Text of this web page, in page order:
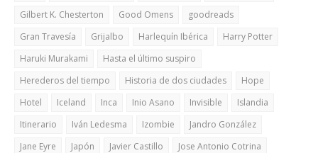
Gilbert K. Chesterton
Good Omens
goodreads
Gran Travesía
Grijalbo Harlequín Ibérica
Harry Potter
Haruki Murakami
Hasta el último suspiro
Herederos del tiempo
Historia de dos ciudades
Hope
Hotel
Iceland Inca Inio Asano Invisible
Islandia
Itinerario
Iván Ledesma Izombie
Jandro González
Jane Eyre
Japón Javier Castillo
Jose Antonio Cotrina